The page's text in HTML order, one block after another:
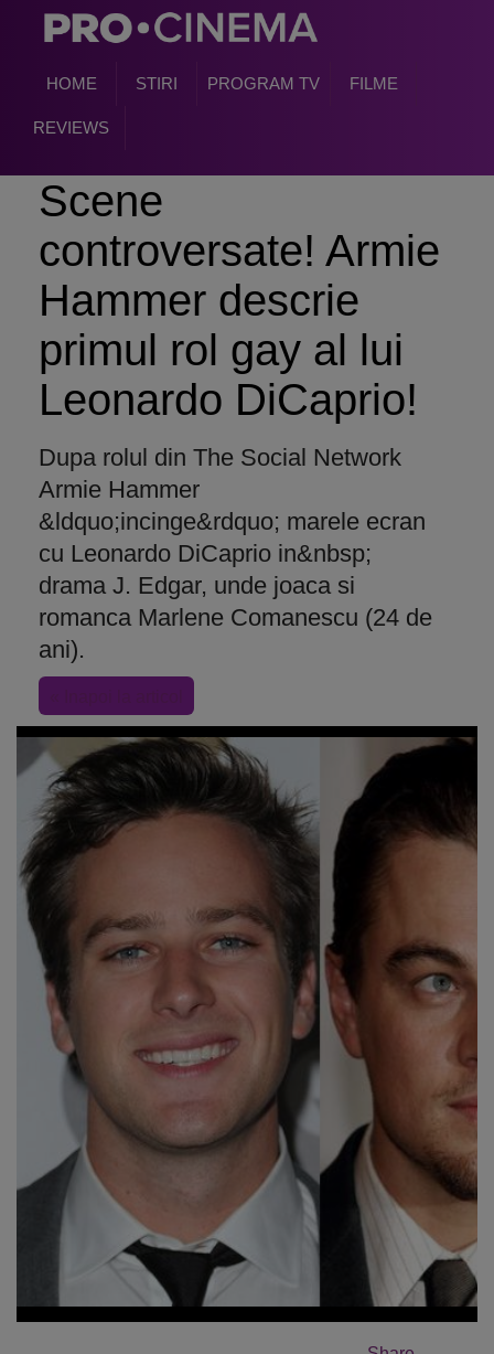
HOME STIRI PROGRAM TV FILME
REVIEWS
Scene
controversate! Armie
Hammer descrie
primul rol gay al lui
Leonardo DiCaprio!
Dupa rolul din The Social Network
Armie Hammer
&ldquo;incinge&rdquo; marele ecran
cu Leonardo DiCaprio in&nbsp;
drama J. Edgar, unde joaca si
romanca Marlene Comanescu (24 de
ani).